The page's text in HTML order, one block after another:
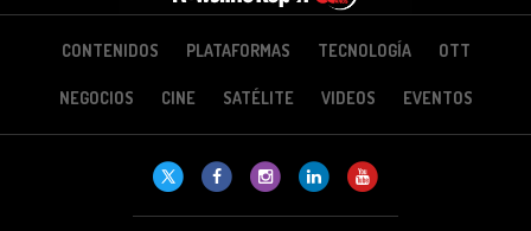
CONTENIDOS PLATAFORMAS TECNOLOGÍA OTT
NEGOCIOS CINE SATÉLITE VIDEOS EVENTOS